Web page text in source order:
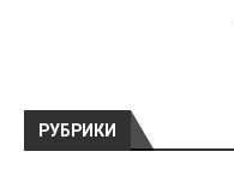
РУБРИКИ